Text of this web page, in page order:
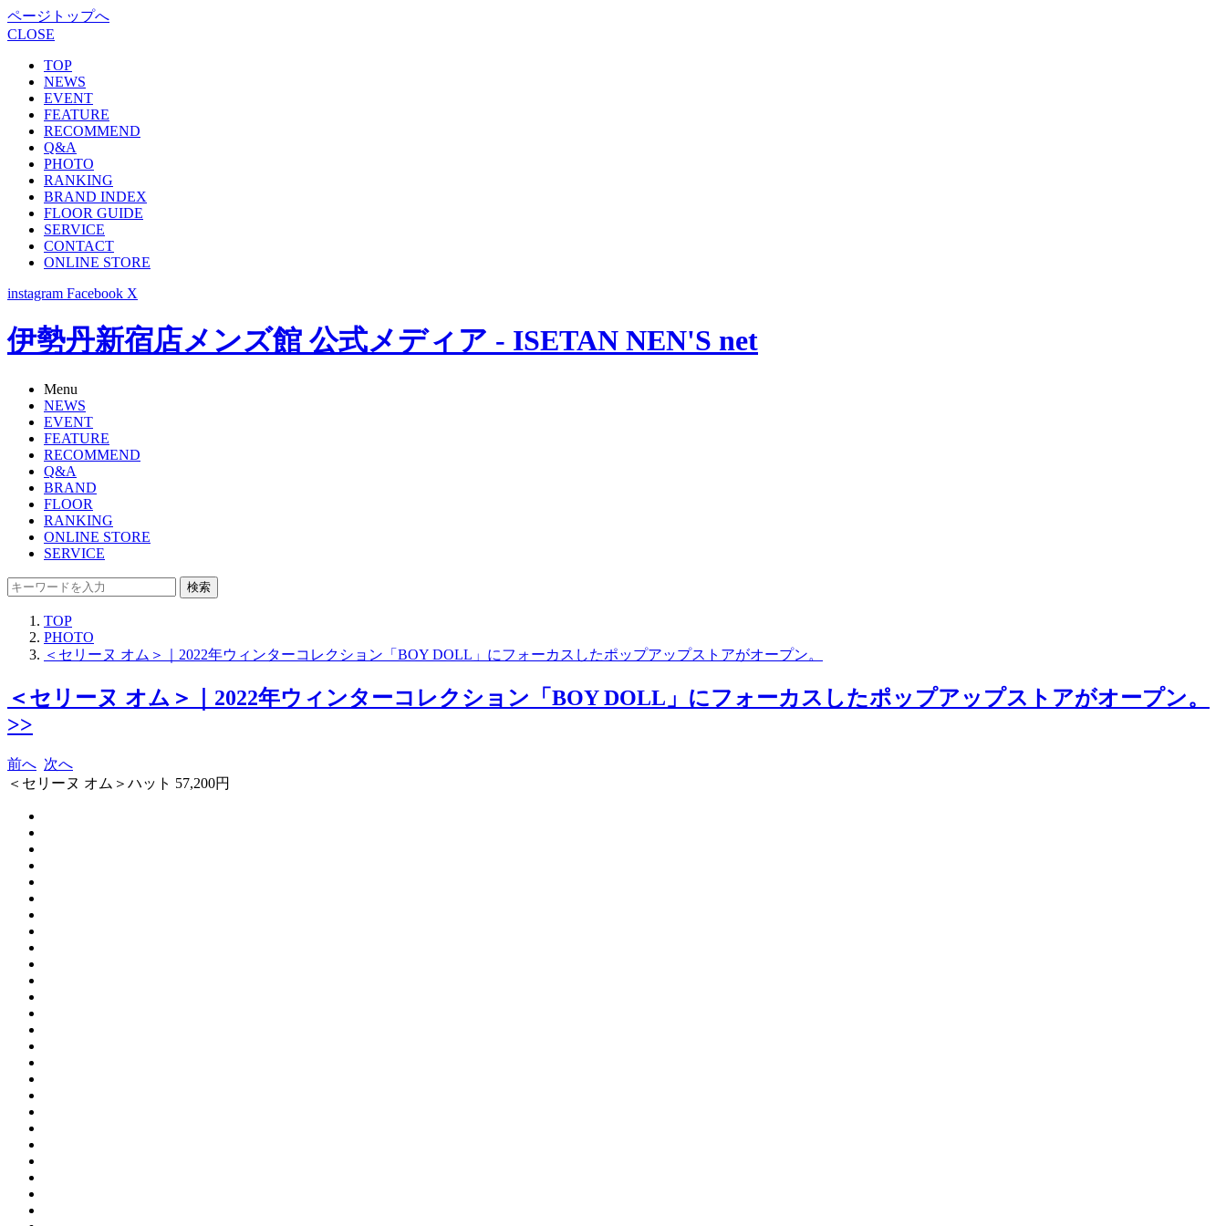
ページトップへ
CLOSE
TOP
NEWS
EVENT
FEATURE
RECOMMEND
Q&A
PHOTO
RANKING
BRAND INDEX
FLOOR GUIDE
SERVICE
CONTACT
ONLINE STORE
instagram Facebook X
伊勢丹新宿店メンズ館 公式メディア - ISETAN NEN'S net
Menu
NEWS
EVENT
FEATURE
RECOMMEND
Q&A
BRAND
FLOOR
RANKING
ONLINE STORE
SERVICE
検索
TOP
PHOTO
＜セリーヌ オム＞｜2022年ウィンターコレクション「BOY DOLL」にフォーカスしたポップアップストアがオープン。
＜セリーヌ オム＞｜2022年ウィンターコレクション「BOY DOLL」にフォーカスしたポップアップストアがオープン。
>>
前へ 次へ
＜セリーヌ オム＞ハット 57,200円